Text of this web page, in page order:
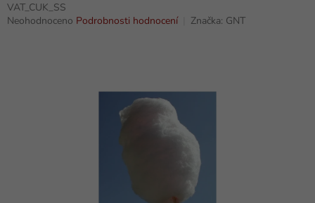
VAT_CUK_SS
Průměrné
Neohodnoceno Podrobnosti hodnocení Značka: GNT